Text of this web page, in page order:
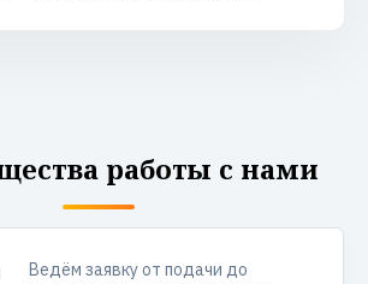
работы с нами
Ведём заявку от подачи до